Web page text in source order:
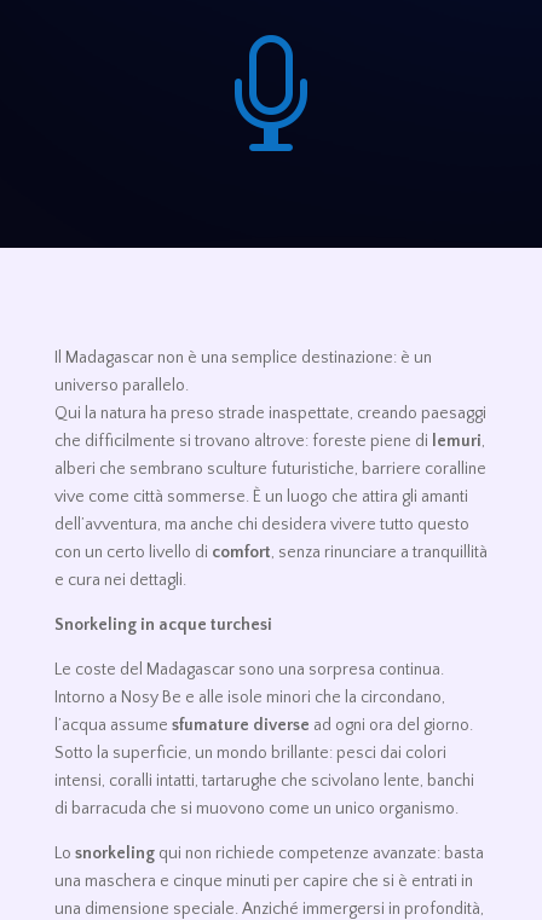

Il Madagascar non è una semplice destinazione: è un
universo parallelo.
Qui la natura ha preso strade inaspettate, creando paesaggi
che difficilmente si trovano altrove: foreste piene di lemuri,
alberi che sembrano sculture futuristiche, barriere coralline
vive come città sommerse. È un luogo che attira gli amanti
dell’avventura, ma anche chi desidera vivere tutto questo
con un certo livello di comfort, senza rinunciare a tranquillità
e cura nei dettagli.
Snorkeling in acque turchesi
Le coste del Madagascar sono una sorpresa continua.
Intorno a Nosy Be e alle isole minori che la circondano,
l’acqua assume sfumature diverse ad ogni ora del giorno.
Sotto la superficie, un mondo brillante: pesci dai colori
intensi, coralli intatti, tartarughe che scivolano lente, banchi
di barracuda che si muovono come un unico organismo.
Lo snorkelingqui non richiede competenze avanzate: basta
una maschera e cinque minuti per capire che si è entrati in
una dimensione speciale. Anziché immergersi in profondità,